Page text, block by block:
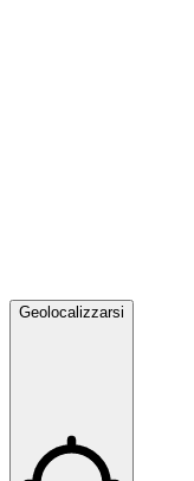
Geolocalizzarsi